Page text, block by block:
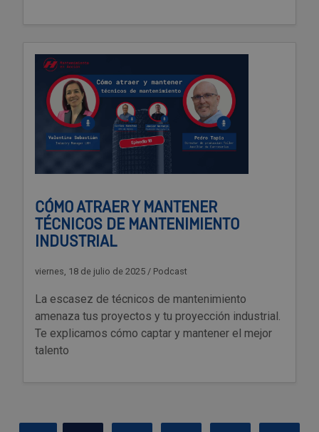
CÓMO ATRAER Y MANTENER
TÉCNICOS DE MANTENIMIENTO
INDUSTRIAL
viernes, 18 de julio de 2025 / Podcast
La escasez de técnicos de mantenimiento
amenaza tus proyectos y tu proyección industrial.
Te explicamos cómo captar y mantener el mejor
talento